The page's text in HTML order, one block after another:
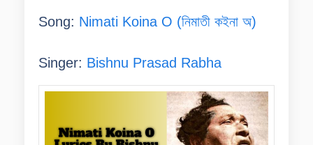
Song: Nimati Koina O (নিমাতী কইনা অ)
Singer: Bishnu Prasad Rabha